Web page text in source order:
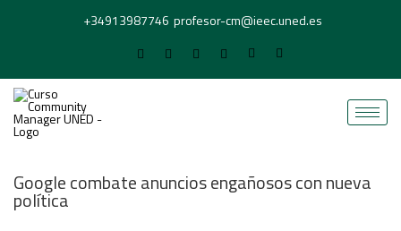
+34913987746 profesor-cm@ieec.uned.es
Google combate anuncios engañosos con nueva
política